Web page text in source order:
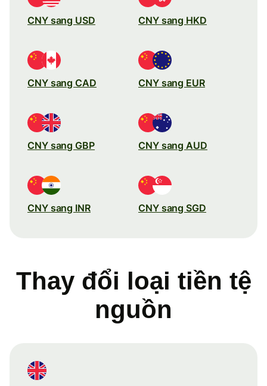
CNY sang USD CNY sang HKD
CNY sang CAD CNY sang EUR
CNY sang GBP CNY sang AUD
CNY sang INR CNY sang SGD
Thay đổi loại tiền tệ
nguồn